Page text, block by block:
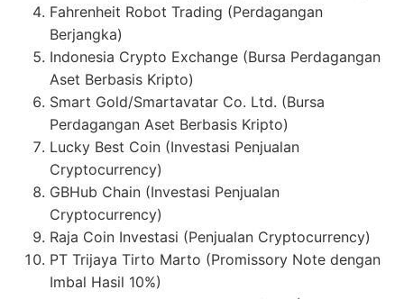
Fahrenheit Robot Trading (Perdagangan
Berjangka)
Indonesia Crypto Exchange (Bursa Perdagangan
Aset Berbasis Kripto)
Smart Gold/Smartavatar Co. Ltd. (Bursa
Perdagangan Aset Berbasis Kripto)
Lucky Best Coin (Investasi Penjualan
Cryptocurrency)
GBHub Chain (Investasi Penjualan
Cryptocurrency)
Raja Coin Investasi (Penjualan Cryptocurrency)
PT Trijaya Tirto Marto (Promissory Note dengan
Imbal Hasil 10%)